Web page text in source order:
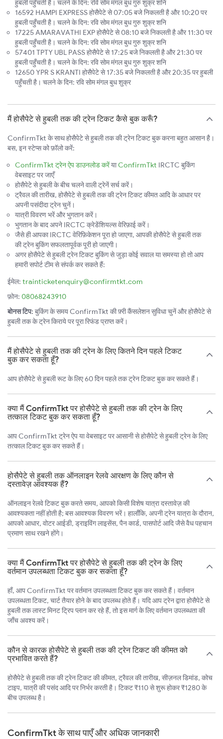
हुबली पहुँचती है। चलने के दिन: रवि सोम मंगल बुध गुरु शुक्र शनि
16592 HAMPI EXPRESS होसैपेटे से 07:05 बजे निकलती है और 10:20 पर
हुबली पहुँचती है। चलने के दिन: रवि सोम मंगल बुध गुरु शुक्र शनि
17225 AMARAVATHI EXP होसैपेटे से 08:10 बजे निकलती है और 11:30 पर
हुबली पहुँचती है। चलने के दिन: रवि सोम मंगल बुध गुरु शुक्र शनि
57401 TPTY UBL PASS होसैपेटे से 17:25 बजे निकलती है और 21:30 पर
हुबली पहुँचती है। चलने के दिन: रवि सोम मंगल बुध गुरु शुक्र शनि
12650 YPR S KRANTI होसैपेटे से 17:35 बजे निकलती है और 20:35 पर हुबली
पहुँचती है। चलने के दिन: रवि सोम मंगल बुध शुक्र
मैं होसैपेटे से हुबली तक की ट्रेन टिकट कैसे बुक करूँ?
ConfirmTkt के साथ होसैपेटे से हुबली तक की ट्रेन टिकट बुक करना बहुत आसान है।
बस, इन स्टेप्स को फ़ॉलो करें:
ConfirmTkt ट्रेन ऐप डाउनलोड करेंयाConfirmTkt IRCTC बुकिंग
वेबसाइट पर जाएँ
होसैपेटे से हुबली के बीच चलने वाली ट्रेनें सर्च करें।
ट्रैवल की तारीख, होसैपेटे से हुबली तक की ट्रेन टिकट कीमत आदि के आधार पर
अपनी पसंदीदा ट्रेन चुनें।
यात्री विवरण भरें और भुगतान करें।
भुगतान के बाद अपने IRCTC क्रेडेंशियल्स वेरिफ़ाई करें।
जैसे ही आपका IRCTC वेरिफ़िकेशन पूरा हो जाएगा, आपकी होसैपेटे से हुबली तक
की ट्रेन बुकिंग सफलतापूर्वक पूरी हो जाएगी।
अगर होसैपेटे से हुबली ट्रेन टिकट बुकिंग से जुड़ा कोई सवाल या समस्या हो तो आप
हमारी सपोर्ट टीम से संपर्क कर सकते हैं:
ईमेल: trainticketenquiry@confirmtkt.com
फ़ोन: 08068243910
बोनस टिप: बुकिंग के समय ConfirmTkt की फ़्री कैंसलेशन सुविधा चुनें और होसैपेटे से
हुबली तक के ट्रेन किराये पर पूरा रिफंड प्राप्त करें।
मैं होसैपेटे से हुबली तक की ट्रेन के लिए कितने दिन पहले टिकट
बुक कर सकता हूँ?
आप होसैपेटे से हुबली रूट के लिए 60 दिन पहले तक ट्रेन टिकट बुक कर सकते हैं।
क्या मैं ConfirmTkt पर होसैपेटे से हुबली तक की ट्रेन के लिए
तत्काल टिकट बुक कर सकता हूँ?
आप ConfirmTkt ट्रेन ऐप या वेबसाइट पर आसानी से होसैपेटे से हुबली ट्रेन के लिए
तत्काल टिकट बुक कर सकते हैं।
होसैपेटे से हुबली तक ऑनलाइन रेलवे आरक्षण के लिए कौन से
दस्तावेज़ आवश्यक हैं?
ऑनलाइन रेलवे टिकट बुक करते समय, आपको किसी विशेष यात्रा दस्तावेज़ की
आवश्यकता नहीं होती है; बस आवश्यक विवरण भरें। हालाँकि, अपनी ट्रेन यात्रा के दौरान,
आपको आधार, वोटर आईडी, ड्राइविंग लाइसेंस, पैन कार्ड, पासपोर्ट आदि जैसे वैध पहचान
प्रमाण साथ रखने होंगे।
क्या मैं ConfirmTkt पर होसैपेटे से हुबली तक की ट्रेन के लिए
वर्तमान उपलब्धता टिकट बुक कर सकता हूँ?
हाँ, आप ConfirmTkt पर वर्तमान उपलब्धता टिकट बुक कर सकते हैं। वर्तमान
उपलब्धता टिकट, चार्ट तैयार होने के बाद उपलब्ध होते हैं। यदि आप ट्रेन द्वारा होसैपेटे से
हुबली तक लास्ट मिनट ट्रिप प्लान कर रहे हैं, तो इस मार्ग के लिए वर्तमान उपलब्धता की
जाँच अवश्य करें।
कौन से कारक होसैपेटे से हुबली तक की ट्रेन टिकट की कीमत को
प्रभावित करते हैं?
होसैपेटे से हुबली तक की ट्रेन टिकट की कीमत, ट्रैवल की तारीख, सीज़नल डिमांड, कोच
टाइप, यात्री की पसंद आदि पर निर्भर करती है। टिकट ₹110 से शुरू होकर ₹1280 के
बीच उपलब्ध है।
ConfirmTkt के साथ पाएँ और अधिक जानकारी